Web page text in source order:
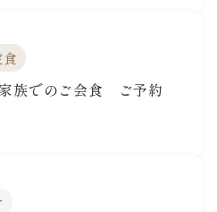
食
家族でのご会食 ご予約